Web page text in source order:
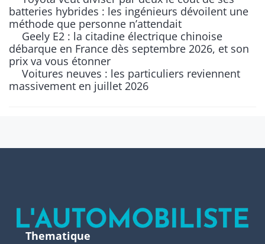
batteries hybrides : les ingénieurs dévoilent une
méthode que personne n’attendait
Geely E2 : la citadine électrique chinoise
débarque en France dès septembre 2026, et son
prix va vous étonner
Voitures neuves : les particuliers reviennent
massivement en juillet 2026
Thematique